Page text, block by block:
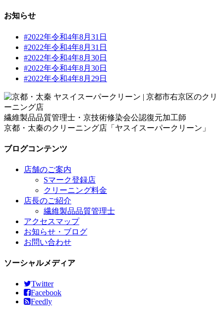
お知らせ
#2022年令和4年8月31日
#2022年令和4年8月31日
#2022年令和4年8月30日
#2022年令和4年8月30日
#2022年令和4年8月29日
繊維製品品質管理士・京技術修染会公認復元加工師
京都・太秦のクリーニング店「ヤスイスーパークリーン」
ブログコンテンツ
店舗のご案内
Sマーク登録店
クリーニング料金
店長のご紹介
繊維製品品質管理士
アクセスマップ
お知らせ・ブログ
お問い合わせ
ソーシャルメディア
Twitter
Facebook
Feedly